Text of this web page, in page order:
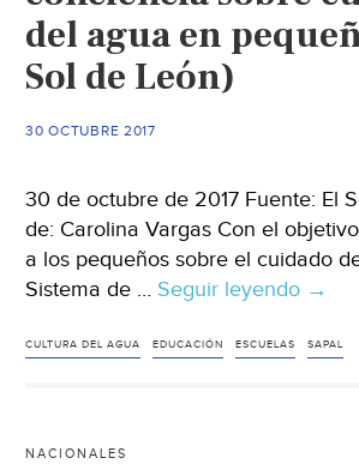
la
del agua en
Sol de León)
30 OCTUBRE 2017
30 de octubre de 2017 Fuente: El
de: Carolina Vargas Con el
a los pequeños sobre el cuidado
Sistema de … Seguir leyendo →
CULTURA DEL AGUA EDUCACIÓN ESCUELAS SAPAL
NACIONALES